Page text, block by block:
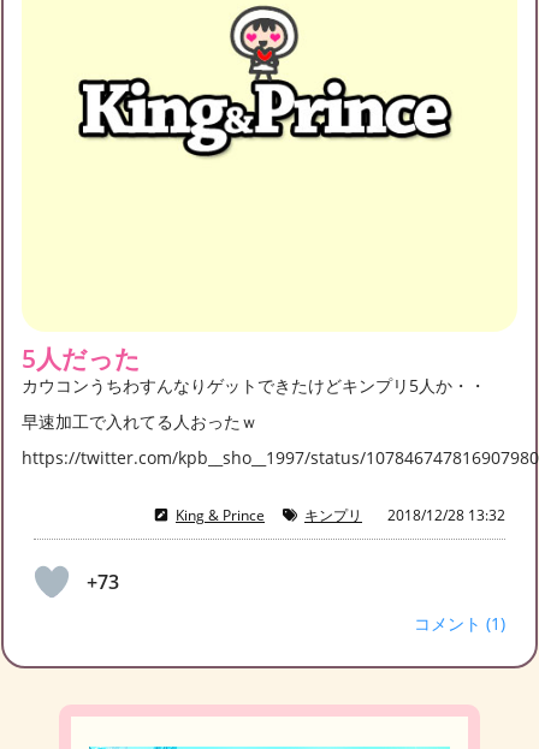
5人だった
カウコンうちわすんなりゲットできたけどキンプリ5人か・・
早速加工で入れてる人おったｗ
https://twitter.com/kpb__sho__1997/status/
King & Prince キンプリ 2018/12/28 13:32
+73
コメント (1)